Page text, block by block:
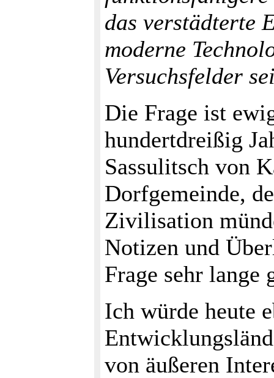
das verstädterte
moderne
Versuchsfelder
Die Frage ist
hundertdreißig
Sassulitsch von
Dorfgemeinde,
Zivilisation
Notizen und
Frage sehr lange
Ich würde heute
von äußeren